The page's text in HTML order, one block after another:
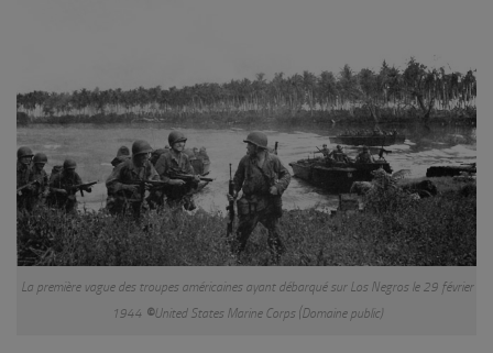
La première vague des troupes américaines ayant débarqué sur Los Negros le 29 février
1944 ©United States Marine Corps (Domaine public)